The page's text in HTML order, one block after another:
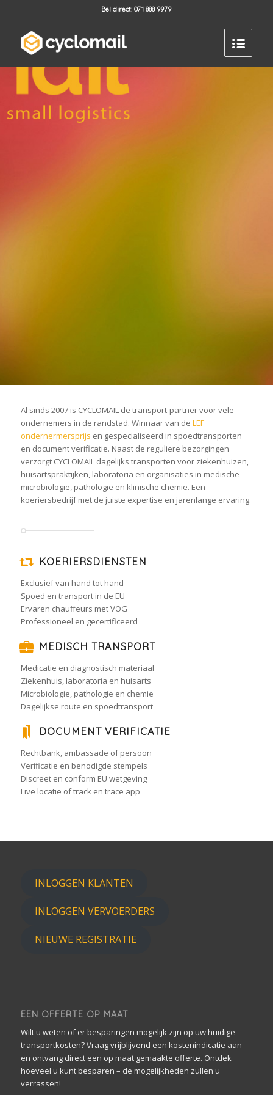
Bel direct: 071 888 9979
Al sinds 2007 is CYCLOMAIL de transport-partner voor vele
ondernemers in de randstad. Winnaar van de LEF
ondernermersprijs en gespecialiseerd in spoedtransporten
en document verificatie. Naast de reguliere bezorgingen
verzorgt CYCLOMAIL dagelijks transporten voor ziekenhuizen,
huisartspraktijken, laboratoria en organisaties in medische
microbiologie, pathologie en klinische chemie. Een
koeriersbedrijf met de juiste expertise en jarenlange ervaring.
KOERIERSDIENSTEN
Exclusief van hand tot hand
Spoed en transport in de EU
Ervaren chauffeurs met VOG
Professioneel en gecertificeerd
MEDISCH TRANSPORT
Medicatie en diagnostisch materiaal
Ziekenhuis, laboratoria en huisarts
Microbiologie, pathologie en chemie
Dagelijkse route en spoedtransport
DOCUMENT VERIFICATIE
Rechtbank, ambassade of persoon
Verificatie en benodigde stempels
Discreet en conform EU wetgeving
Live locatie of track en trace app
INLOGGEN KLANTEN
INLOGGEN VERVOERDERS
NIEUWE REGISTRATIE
EEN OFFERTE OP MAAT
Wilt u weten of er besparingen mogelijk zijn op uw huidige
transportkosten? Vraag vrijblijvend een kostenindicatie aan
en ontvang direct een op maat gemaakte offerte. Ontdek
hoeveel u kunt besparen – de mogelijkheden zullen u
verrassen!